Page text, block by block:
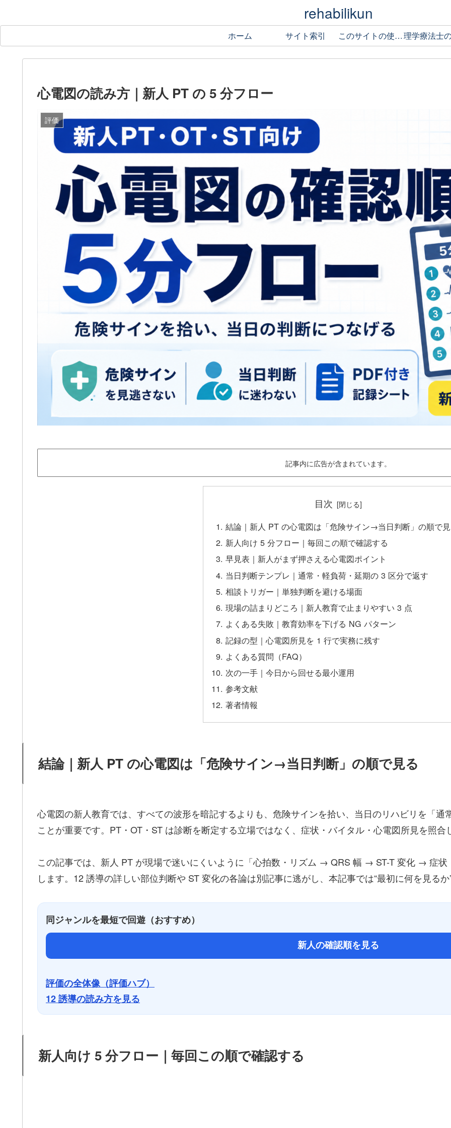
rehabilikun
ホーム サイト索引 このサイトの使い方
心電図の読み方｜新人 PT の 5 分フロー
評価
記事内に広告が含まれています。
目次
結論｜新人 PT の心電図は「危険サイン→当日判断」の順で
新人向け 5 分フロー｜毎回この順で確認する
早見表｜新人がまず押さえる心電図ポイント
当日判断テンプレ｜通常・軽負荷・延期の 3 区分で返す
相談トリガー｜単独判断を避ける場面
現場の詰まりどころ｜新人教育で止まりやすい 3 点
よくある失敗｜教育効率を下げる NG パターン
記録の型｜心電図所見を 1 行で実務に残す
よくある質問（FAQ）
次の一手｜今日から回せる最小運用
参考文献
著者情報
結論｜新人 PT の心電図は「危険サイン→当日判断」の順で見る
心電図の新人教育では、すべての波形を暗記するよりも、危険サインを拾い、当日のリハビリを「
ことが重要です。PT・OT・ST は診断を断定する立場ではなく、症状・バイタル・心電図所見を照
この記事では、新人 PT が現場で迷いにくいように「心拍数・リズム → QRS 幅 → ST-T 変化 → 症
します。12 誘導の詳しい部位判断や ST 変化の各論は別記事に逃がし、本記事では“最初に何を見る
同ジャンルを最短で回遊（おすすめ）
新人の確認順を見る
評価の全体像（評価ハブ）
12 誘導の読み方を見る
新人向け 5 分フロー｜毎回この順で確認する